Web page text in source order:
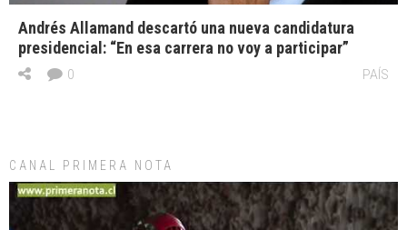
Andrés Allamand descartó una nueva candidatura
presidencial: “En esa carrera no voy a participar”
PAÍS
0
CANAL PRIMERA NOTA